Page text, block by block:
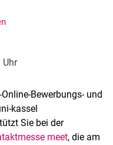
Uhr
Online-Bewerbungs- und
kassel
Sie bei der
meet, die am